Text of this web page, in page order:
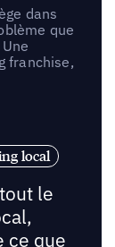
dans
que
franchise,
local
le
ce que